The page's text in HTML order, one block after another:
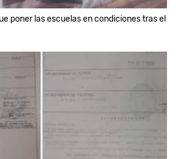
poner las escuelas en condiciones tras el